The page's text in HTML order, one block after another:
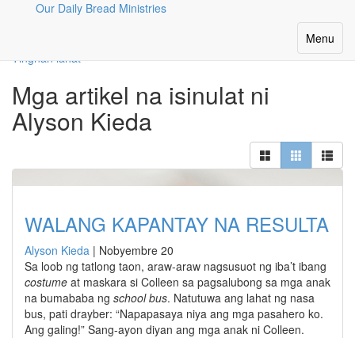
Our Daily Bread Ministries
Toggle
Menu
Ang Aming Mga Manunulat
Tingnan lahat
Mga artikel na isinulat ni
Alyson Kieda
WALANG KAPANTAY NA RESULTA
Alyson Kieda | Nobyembre 20
Sa loob ng tatlong taon, araw-araw nagsusuot ng iba’t ibang
costume at maskara si Colleen sa pagsalubong sa mga anak
na bumababa ng school bus. Natutuwa ang lahat ng nasa
bus, pati drayber: “Napapasaya niya ang mga pasahero ko.
Ang galing!” Sang-ayon diyan ang mga anak ni Colleen.